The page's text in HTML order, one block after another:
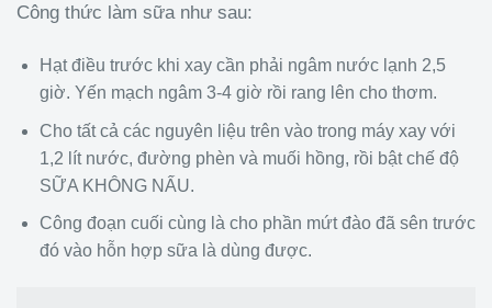
Công thức làm sữa như sau:
Hạt điều trước khi xay cần phải ngâm nước lạnh 2,5
giờ. Yến mạch ngâm 3-4 giờ rồi rang lên cho thơm.
Cho tất cả các nguyên liệu trên vào trong máy xay với
1,2 lít nước, đường phèn và muối hồng, rồi bật chế độ
SỮA KHÔNG NẤU.
Công đoạn cuối cùng là cho phần mứt đào đã sên trước
đó vào hỗn hợp sữa là dùng được.